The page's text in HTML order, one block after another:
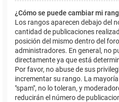
¿Cómo se puede cambiar mi
Los rangos aparecen debajo del
cantidad de publicaciones
posición del mismo dentro del
administradores. En general, no
directamente ya que está
Por favor, no abuse de sus
incrementar su rango. La
"spam", no lo toleran, y
reducirán el número de